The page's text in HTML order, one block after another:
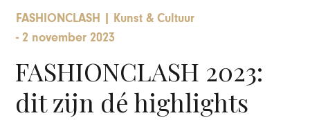
FASHIONCLASH
Kunst & Cultuur
-2 november 2023
FASHIONCLASH 2023:
dit zijn dé highlights